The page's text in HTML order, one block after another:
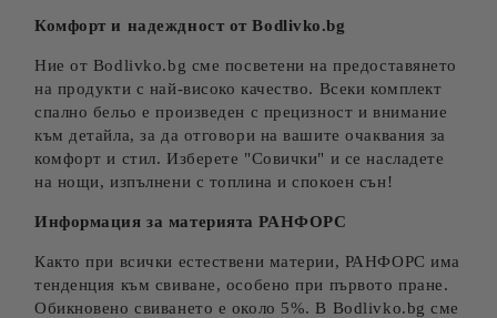
Комфорт и надеждност от Bodlivko.bg
Ние от Bodlivko.bg сме посветени на предоставянето
на продукти с най-високо качество. Всеки комплект
спално бельо е произведен с прецизност и внимание
към детайла, за да отговори на вашите очаквания за
комфорт и стил. Изберете "Совички" и се насладете
на нощи, изпълнени с топлина и спокоен сън!
Информация за материята РАНФОРС
Както при всички естествени материи, РАНФОРС има
тенденция към свиване, особено при първото пране.
Обикновено свиването е около 5%. В Bodlivko.bg сме